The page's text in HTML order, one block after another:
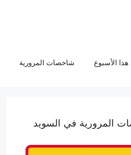
الأسبوع شاخصات المرورية
المرورية في السويد